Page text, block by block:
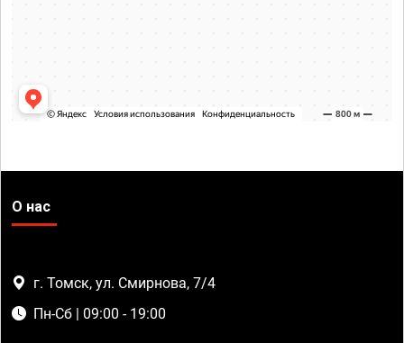
О нас
г. Томск, ул. Смирнова, 7/4
Пн-Сб | 09:00 - 19:00